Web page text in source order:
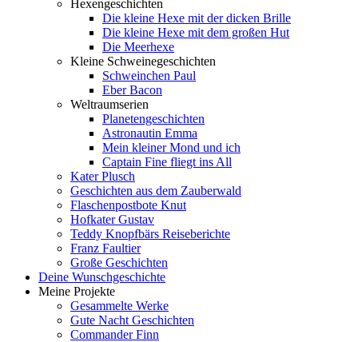
Hexengeschichten
Die kleine Hexe mit der dicken Brille
Die kleine Hexe mit dem großen Hut
Die Meerhexe
Kleine Schweinegeschichten
Schweinchen Paul
Eber Bacon
Weltraumserien
Planetengeschichten
Astronautin Emma
Mein kleiner Mond und ich
Captain Fine fliegt ins All
Kater Plusch
Geschichten aus dem Zauberwald
Flaschenpostbote Knut
Hofkater Gustav
Teddy Knopfbärs Reiseberichte
Franz Faultier
Große Geschichten
Deine Wunschgeschichte
Meine Projekte
Gesammelte Werke
Gute Nacht Geschichten
Commander Finn